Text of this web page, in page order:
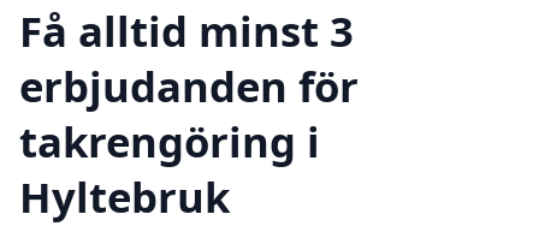
Få alltid minst 3
erbjudanden för
takrengöring i
Hyltebruk